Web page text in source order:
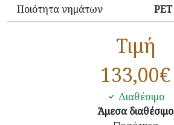
Ποιότητα νημάτων
PET
Τιμή
133,00€
Διαθέσιμο
Άμεσα διαθέσιμο